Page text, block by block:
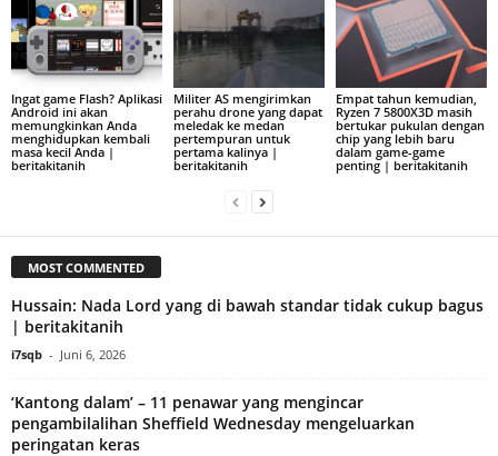
Ingat game Flash? Aplikasi
Android ini akan
memungkinkan Anda
menghidupkan kembali
masa kecil Anda |
beritakitanih
Militer AS mengirimkan
perahu drone yang dapat
meledak ke medan
pertempuran untuk
pertama kalinya |
beritakitanih
Empat tahun kemudian,
Ryzen 7 5800X3D masih
bertukar pukulan dengan
chip yang lebih baru
dalam game-game
penting | beritakitanih
MOST COMMENTED
Hussain: Nada Lord yang di bawah standar tidak cukup bagus
| beritakitanih
i7sqb - Juni 6, 2026
‘Kantong dalam’ – 11 penawar yang mengincar
pengambilalihan Sheffield Wednesday mengeluarkan
peringatan keras